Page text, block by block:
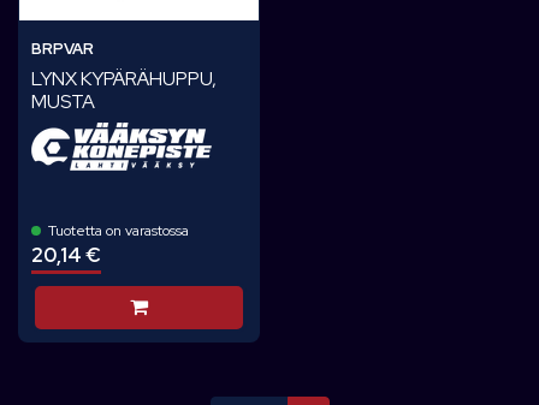
BRPVAR
LYNX KYPÄRÄHUPPU,
MUSTA
Tuotetta on varastossa
20,14 €
Lisää koriin